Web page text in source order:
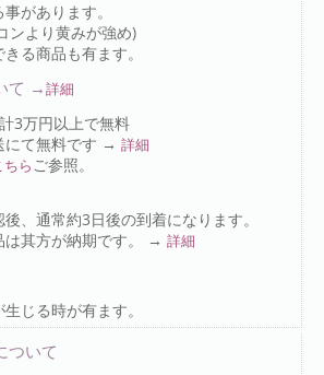
があります。
ンより黄みが強め)
る商品も有ます。
て →詳細
3万円以上で無料
にて無料です → 詳細
ちら ご参照。
、通常約3日後の到着になります。
は其方が納期です。 → 詳細
じる時が有ます。
ついて